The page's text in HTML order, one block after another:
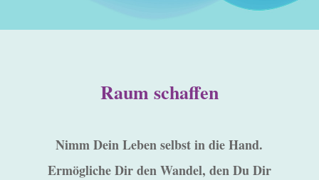
Raum schaffen
Nimm Dein Leben selbst in die Hand.
Ermögliche Dir den Wandel, den Du Dir